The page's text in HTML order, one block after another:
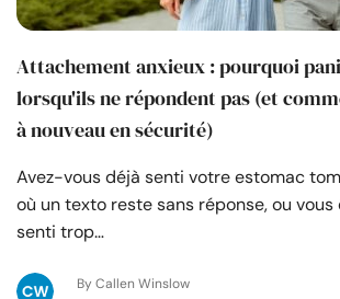
Attachement anxieux : pourquoi
lorsqu'ils ne répondent pas (et
à nouveau en sécurité)
Avez-vous déjà senti votre estomac
où un texto reste sans réponse, ou
senti trop…
By Callen Winslow